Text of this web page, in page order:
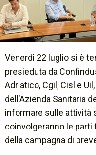
Venerdì 22 luglio si è
presieduta da
Adriatico, Cgil , Cisl e Uil ,
dell’Azienda Sanitaria
informare sulle attività
coinvolgeranno le parti
della campagna di